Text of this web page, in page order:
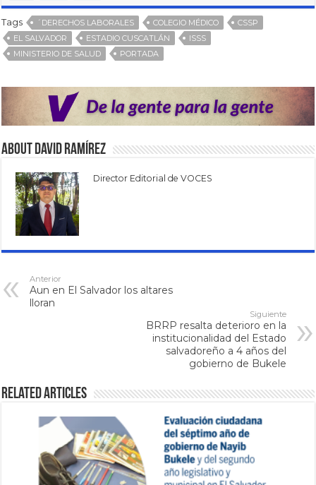
Tags ´DERECHOS LABORALES COLEGIO MÉDICO
CSSP
EL SALVADOR
ESTADIO CUSCATLÁN
ISSS
MINISTERIO DE SALUD
PORTADA
About David Ramírez
Director Editorial de VOCES
Anterior
Aun en El Salvador los altares
lloran
Siguiente
BRRP resalta deterioro en la
institucionalidad del Estado
salvadoreño a 4 años del
gobierno de Bukele
Related Articles